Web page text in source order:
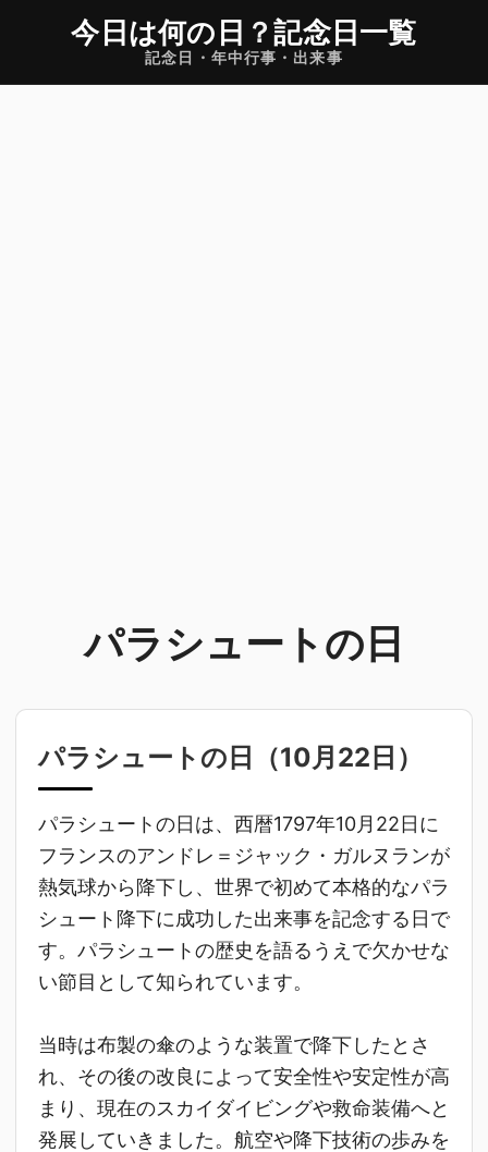
今日は何の日 ？記念日一覧
記念日・年中行事・出来事
パラシュートの日
パラシュートの日（10月22日 ）
パラシュートの日は、西暦1797年10月22日に
フランスのアンドレ＝ジャック・ガルヌランが
熱気球から降下し、世界で初めて本格的なパラ
シュート降下に成功した出来事を記念する日で
す。パラシュートの歴史を語るうえで欠かせな
い節目として知られています。
当時は布製の傘のような装置で降下したとさ
れ、その後の改良によって安全性や安定性が高
まり、現在のスカイダイビングや救命装備へと
発展していきました。航空や降下技術の歩みを